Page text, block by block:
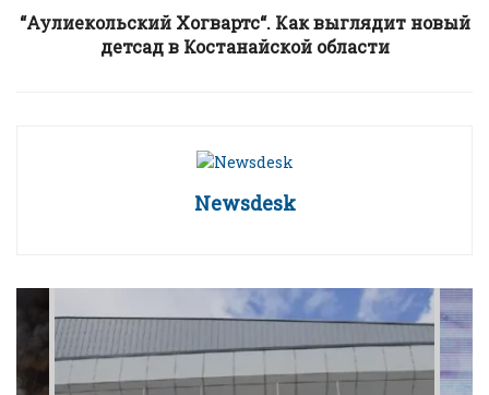
“Аулиекольский Хогвартс“. Как выглядит новый
детсад в Костанайской области
Newsdesk